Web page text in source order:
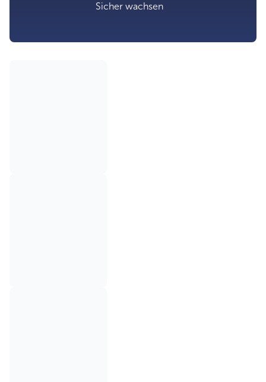
Sicher wachsen